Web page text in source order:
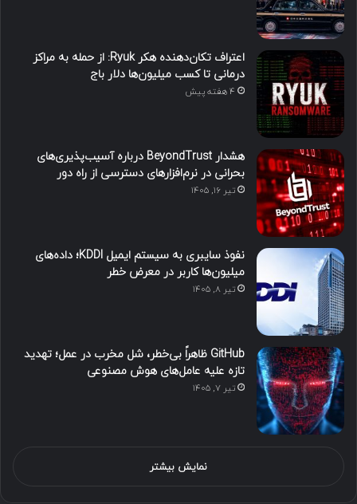
اعتراف تکان‌دهنده هکر Ryuk: از حمله به مراکز
درمانی تا کسب میلیون‌ها دلار باج
4 هفته پیش
هشدار BeyondTrust درباره آسیب‌پذیری‌های
بحرانی در نرم‌افزارهای دسترسی از راه دور
تیر ۱۶, ۱۴۰۵
نفوذ سایبری به سیستم ایمیل KDDI؛ داده‌های
میلیون‌ها کاربر در معرض خطر
تیر ۸, ۱۴۰۵
GitHub ظاهراً بی‌خطر، شل مخرب در عمل؛ تهدید
تازه علیه عامل‌های هوش مصنوعی
تیر ۷, ۱۴۰۵
نمایش بیشتر